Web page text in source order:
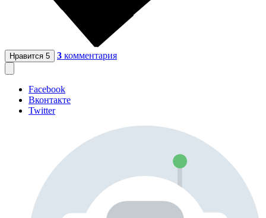
Нравится 5 3 комментария
Facebook
Вконтакте
Twitter